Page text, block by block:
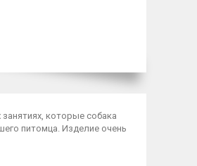
которые собака
питомца. Изделие очень